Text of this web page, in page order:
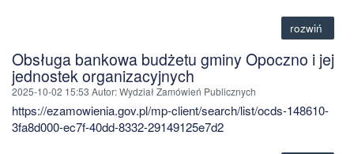
rozwiń
Obsługa bankowa budżetu gminy Opoczno i jej
jednostek organizacyjnych
2025-10-02 15:53 Autor: Wydział Zamówień Publicznych
https://ezamowienia.gov.pl/mp-client/search/list/ocds-148610-
3fa8d000-ec7f-40dd-8332-29149125e7d2